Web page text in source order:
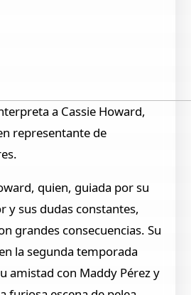
a Cassie Howard,
representante de
quien, guiada por su
y sus dudas constantes,
grandes consecuencias. Su
la segunda temporada
amistad con Maddy Pérez y